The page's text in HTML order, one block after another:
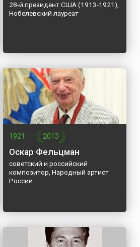
28-й президент США (1913-1921),
Нобелевский лауреат
1921 — 2013
Оскар Фельцман
советский и российский
композитор, Народный артист
России